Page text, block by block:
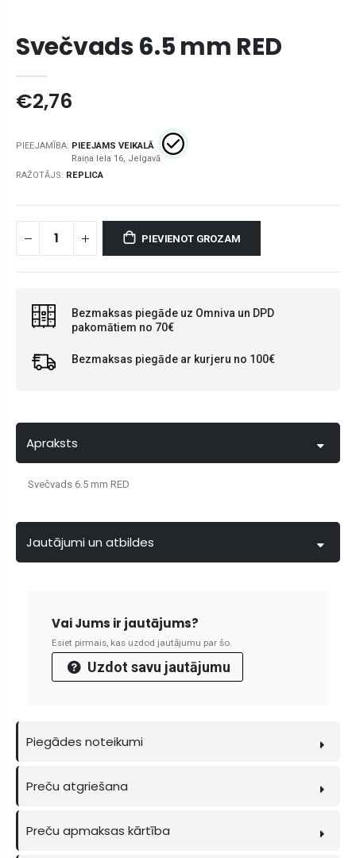
Svečvads 6.5 mm RED
€2,76
PIEEJAMĪBA: PIEEJAMS VEIKALĀ
RAŽOTĀJS: REPLICA
PIEVIENOT GROZAM
Bezmaksas piegāde uz Omniva un DPD
pakomātiem no 70€
Bezmaksas piegāde ar kurjeru no 100€
Apraksts
Svečvads 6.5 mm RED
Jautājumi un atbildes
Vai Jums ir jautājums?
Esiet pirmais, kas uzdod jautājumu par šo.
Uzdot savu jautājumu
Piegādes noteikumi
Preču atgriešana
Preču apmaksas kārtība